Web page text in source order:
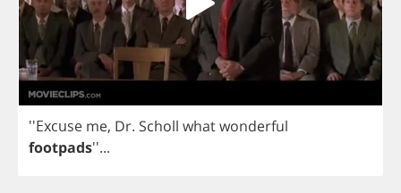
''Excuse me, Dr. Scholl whatwonderful
footpads''...